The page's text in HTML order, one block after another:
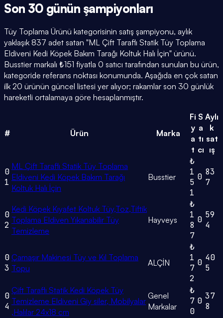
Son 30 günün şampiyonları
Tüy Toplama Ürünü kategorisinin satış şampiyonu, aylık
yaklaşık 837 adet satan "ML Çift Taraflı Statik Tüy Toplama
Eldiveni Kedi Köpek Bakım Tarağı Koltuk Halı İçin" ürünü.
Busstier markalı ₺151 fiyatla 0 satıcı tarafından sunulan bu ürün,
kategoride referans noktası konumunda. Aşağıda en çok satan
ilk 20 ürünün güncel listesi yer alıyor; rakamlar son 30 günlük
hareketli ortalamaya göre hesaplanmıştır.
# Ürün Marka
Fi
y
a
t
S
a
tı
cı
Aylı
k
sat
ış
0
1
ML Çift Taraflı Statik Tüy Toplama
Eldiveni Kedi Köpek Bakım Tarağı
Koltuk Halı İçin
Busstier
₺
1
5
1
0 83
7
0
2
Kedi Köpek Kıyafet Koltuk Tüy,Toz,Tiftik
Toplama Eldiven Yıkanabilir Tüy
Temizleme
Hayveys
₺
1
8
7
0 59
4
0
3
Çamaşır Makinesi Tüy ve Kıl Toplama
Topu
ALÇİN
₺
1
7
2
0 40
5
0
4
Çift Taraflı Statik Kedi Köpek Tüy
Temizleme Eldiveni Giy siler, Mobilyalar
,Halılar 24x18 cm
Genel
Markalar
₺
7
0
0 37
8